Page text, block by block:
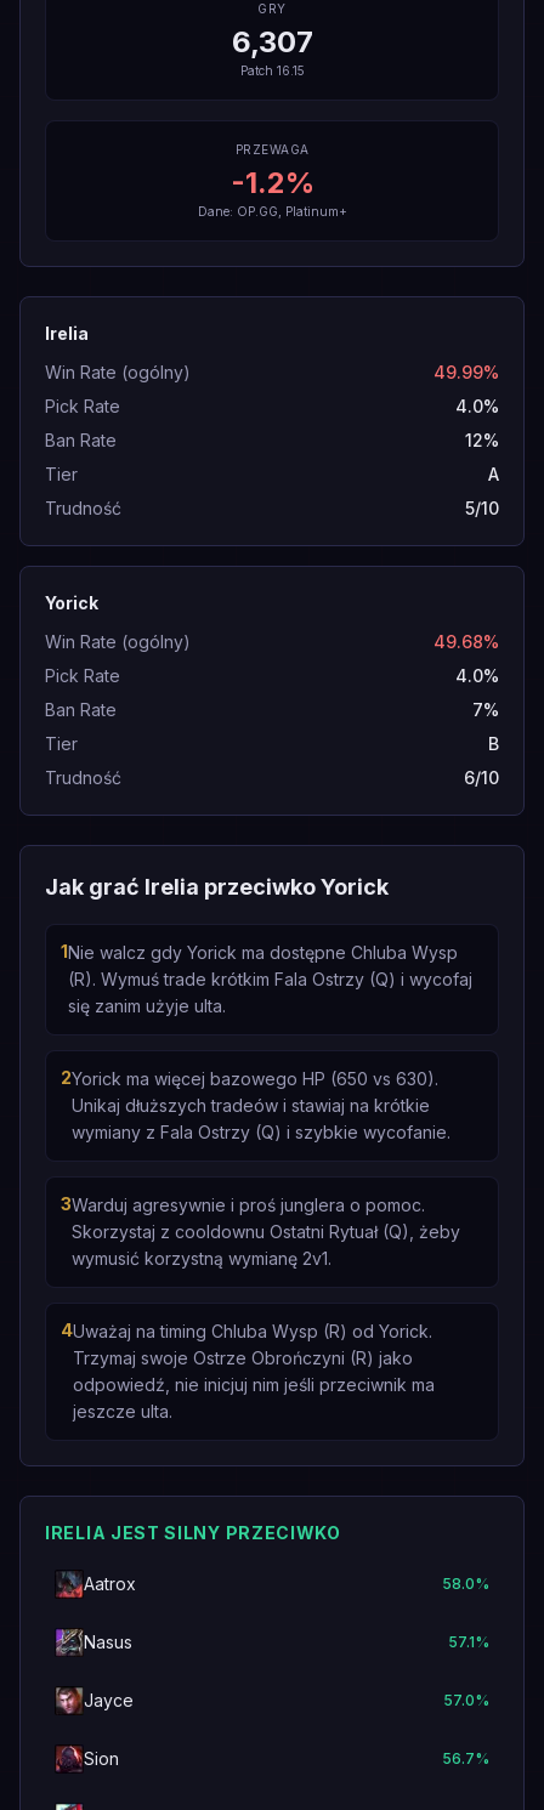
GRY
6,307
Patch 16.15
PRZEWAGA
-1.2%
Dane: OP.GG, Platinum+
Irelia
Win Rate (ogólny)
49.99%
Pick Rate
4.0%
Ban Rate
12%
Tier
A
Trudność
5/10
Yorick
Win Rate (ogólny)
49.68%
Pick Rate
4.0%
Ban Rate
7%
Tier
B
Trudność
6/10
Jak grać Irelia przeciwko Yorick
1Nie walcz gdy Yorick ma dostępne Chluba Wysp
(R). Wymuś trade krótkim Fala Ostrzy (Q) i wycofaj
się zanim użyje ulta.
2Yorick ma więcej bazowego HP (650 vs 630).
Unikaj dłuższych tradeów i stawiaj na krótkie
wymiany z Fala Ostrzy (Q) i szybkie wycofanie.
3Warduj agresywnie i proś junglera o pomoc.
Skorzystaj z cooldownu Ostatni Rytuał (Q), żeby
wymusić korzystną wymianę 2v1.
4Uważaj na timing Chluba Wysp (R) od Yorick.
Trzymaj swoje Ostrze Obrończyni (R) jako
odpowiedź, nie inicjuj nim jeśli przeciwnik ma
jeszcze ulta.
IRELIA JEST SILNY PRZECIWKO
Aatrox 58.0%
Nasus 57.1%
Jayce 57.0%
Sion 56.7%